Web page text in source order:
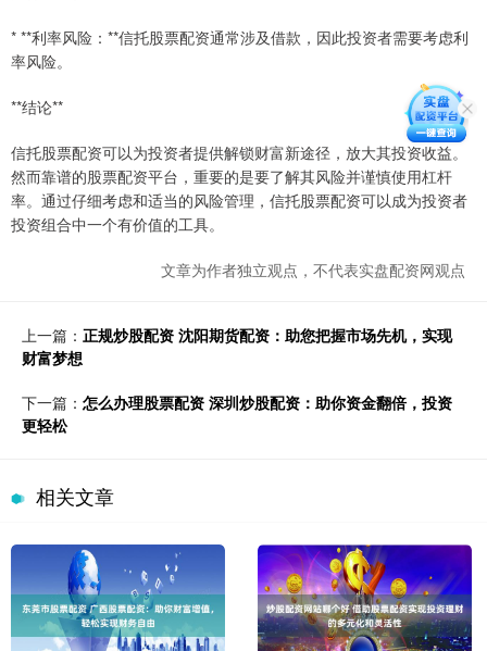
* **利率风险：**信托股票配资通常涉及借款，因此投资者需要考虑利
率风险。
**结论**
信托股票配资可以为投资者提供解锁财富新途径，放大其投资收益。
然而靠谱的股票配资平台，重要的是要了解其风险并谨慎使用杠杆
率。通过仔细考虑和适当的风险管理，信托股票配资可以成为投资者
投资组合中一个有价值的工具。
文章为作者独立观点，不代表实盘配资网观点
上一篇： 正规炒股配资 沈阳期货配资：助您把握市场先机，实现
财富梦想
下一篇： 怎么办理股票配资 深圳炒股配资：助你资金翻倍，投资
更轻松
相关文章